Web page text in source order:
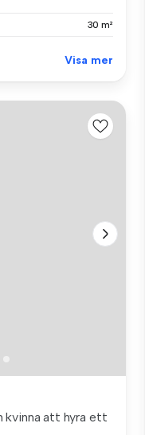
30 m²
Visa mer
kvinna att hyra ett